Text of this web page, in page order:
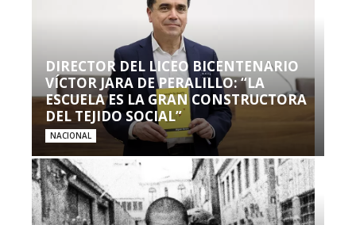
DIRECTOR DEL LICEO BICENTENARIO
VÍCTOR JARA DE PERALILLO: “LA
ESCUELA ES LA GRAN CONSTRUCTORA
DEL TEJIDO SOCIAL”
NACIONAL